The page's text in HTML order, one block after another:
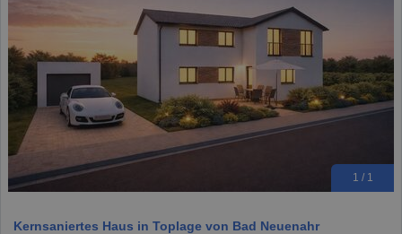
1 / 1
Kernsaniertes Haus in Toplage von Bad Neuenahr